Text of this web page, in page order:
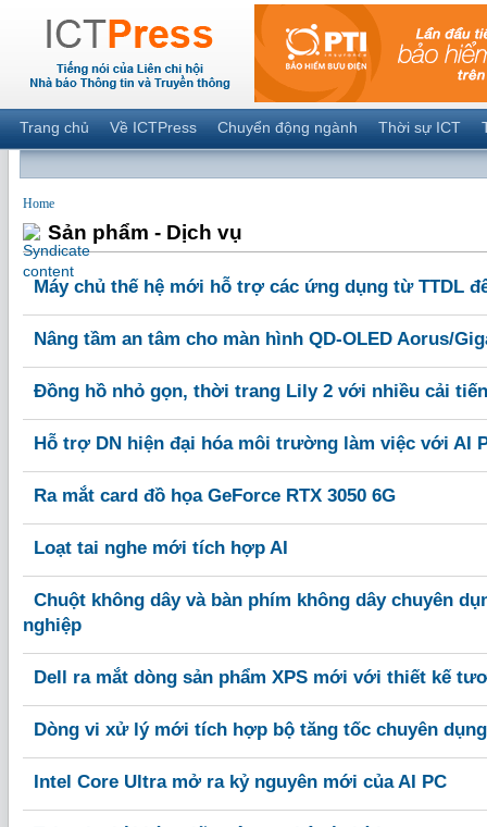
Trang chủ Về ICTPress Chuyển động ngành Thời sự ICT
Home
Sản phẩm - Dịch vụ
Máy chủ thế hệ mới hỗ trợ các ứng dụng từ TTDL
Nâng tầm an tâm cho màn hình QD-OLED Aorus/
Đồng hồ nhỏ gọn, thời trang Lily 2 với nhiều cải
Hỗ trợ DN hiện đại hóa môi trường làm việc với AI
Ra mắt card đồ họa GeForce RTX 3050 6G
Loạt tai nghe mới tích hợp AI
Chuột không dây và bàn phím không dây chuyên
nghiệp
Dell ra mắt dòng sản phẩm XPS mới với thiết kế
Dòng vi xử lý mới tích hợp bộ tăng tốc chuyên
Intel Core Ultra mở ra kỷ nguyên mới của AI PC